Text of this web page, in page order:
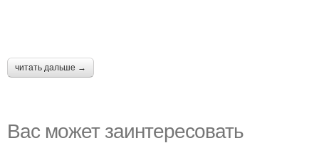
читать дальше →
Вас может заинтересовать